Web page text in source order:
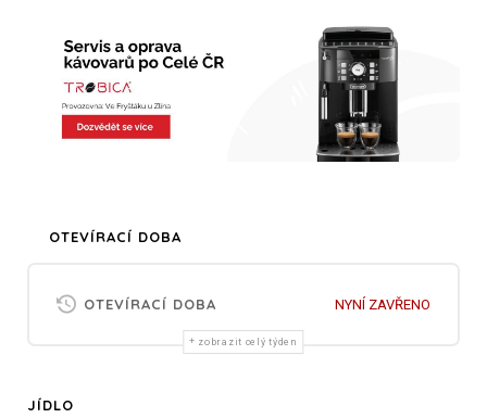
OTEVÍRACÍ DOBA
OTEVÍRACÍ DOBA NYNÍ ZAVŘENO
zobrazit celý týden
JÍDLO